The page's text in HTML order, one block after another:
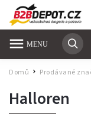
Domů / Prodávané
Halloren